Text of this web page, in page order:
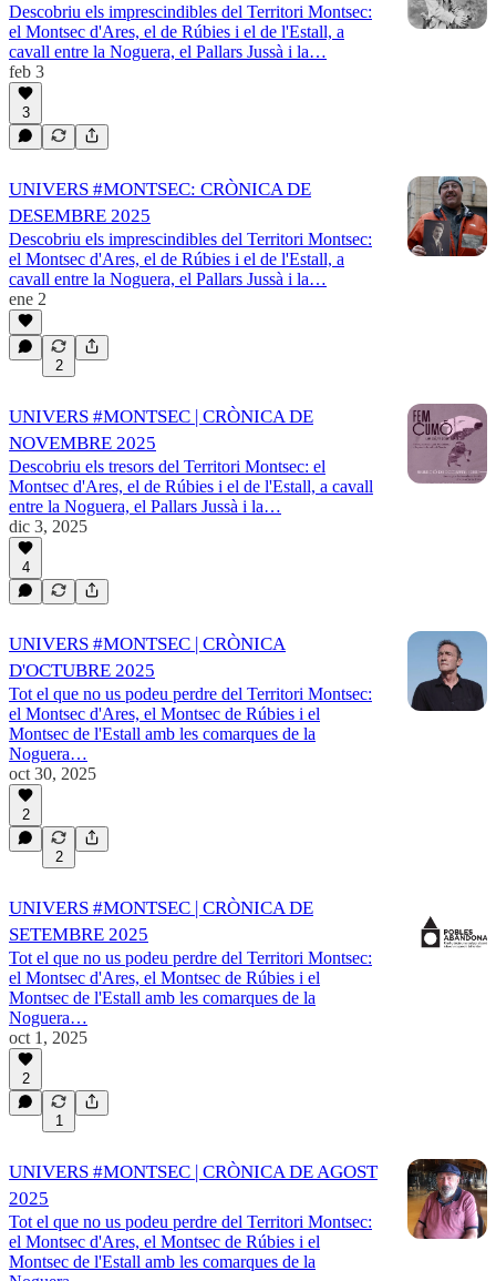
Descobriu els imprescindibles del Territori Montsec:
el Montsec d'Ares, el de Rúbies i el de l'Estall, a
cavall entre la Noguera, el Pallars Jussà i la…
feb 3
3
UNIVERS #MONTSEC: CRÒNICA DE
DESEMBRE 2025
Descobriu els imprescindibles del Territori Montsec:
el Montsec d'Ares, el de Rúbies i el de l'Estall, a
cavall entre la Noguera, el Pallars Jussà i la…
ene 2
2
UNIVERS #MONTSEC | CRÒNICA DE
NOVEMBRE 2025
Descobriu els tresors del Territori Montsec: el
Montsec d'Ares, el de Rúbies i el de l'Estall, a cavall
entre la Noguera, el Pallars Jussà i la…
dic 3, 2025
4
UNIVERS #MONTSEC | CRÒNICA
D'OCTUBRE 2025
Tot el que no us podeu perdre del Territori Montsec:
el Montsec d'Ares, el Montsec de Rúbies i el
Montsec de l'Estall amb les comarques de la
Noguera…
oct 30, 2025
2
2
UNIVERS #MONTSEC | CRÒNICA DE
SETEMBRE 2025
Tot el que no us podeu perdre del Territori Montsec:
el Montsec d'Ares, el Montsec de Rúbies i el
Montsec de l'Estall amb les comarques de la
Noguera…
oct 1, 2025
2
1
UNIVERS #MONTSEC | CRÒNICA DE AGOST
2025
Tot el que no us podeu perdre del Territori Montsec:
el Montsec d'Ares, el Montsec de Rúbies i el
Montsec de l'Estall amb les comarques de la